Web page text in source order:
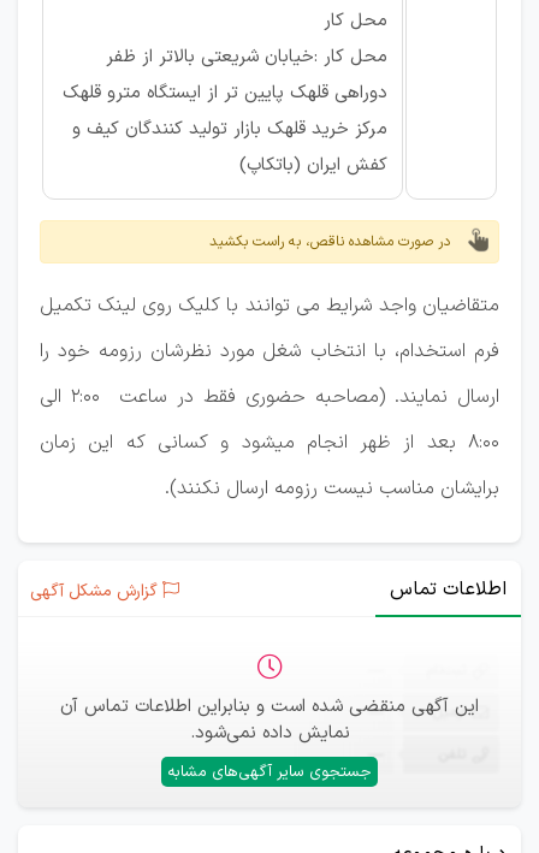
محل کار
محل کار :خیابان شریعتی بالاتر از ظفر
دوراهی قلهک پایین تر از ایستگاه مترو قلهک
مرکز خرید قلهک بازار تولید کنندگان کیف و
کفش ایران (باتکاپ)
در صورت مشاهده ناقص، به راست بکشید
متقاضیان واجد شرایط می توانند با کلیک روی لینک تکمیل
فرم استخدام، با انتخاب شغل مورد نظرشان رزومه خود را
ارسال نمایند. (مصاحبه حضوری فقط در ساعت 2:00 الی
8:00 بعد از ظهر انجام میشود و کسانی که این زمان
برایشان مناسب نیست رزومه ارسال نکنند).
اطلاعات تماس گزارش مشکل آگهی
این آگهی منقضی شده است و بنابراین اطلاعات تماس آن
نمایش داده نمی‌شود.
جستجوی سایر آگهی‌های مشابه
ایمیل —
—